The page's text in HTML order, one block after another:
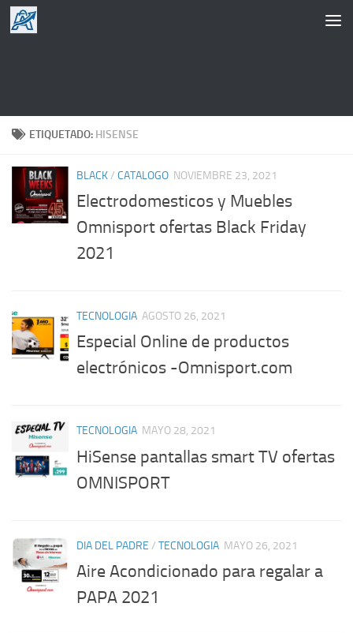
Saltar al contenido
ETIQUETADO: HISENSE
BLACK/ CATALOGO NOVIEMBRE 23, 2021
Electrodomesticos y Muebles
Omnisport ofertas Black Friday
2021
TECNOLOGIA AGOSTO 26, 2021
Especial Online de productos
electrónicos -Omnisport.com
TECNOLOGIA MAYO 28, 2021
HiSense pantallas smart TV ofertas
OMNISPORT
DIA DEL PADRE / TECNOLOGIA MAYO 26, 2021
Aire Acondicionado para regalar a
PAPA 2021